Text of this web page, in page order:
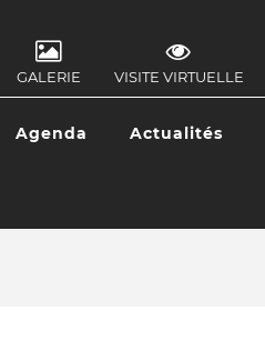
GALERIE VISITE VIRTUELLE
Agenda Actualités